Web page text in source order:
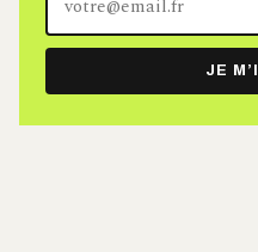
adresse
e-
mail
JE